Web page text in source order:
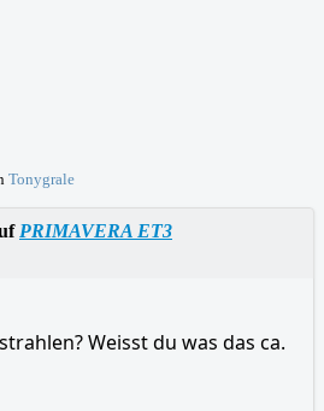
Tonygrale
PRIMAVERA ET3
Weisst du was das ca.